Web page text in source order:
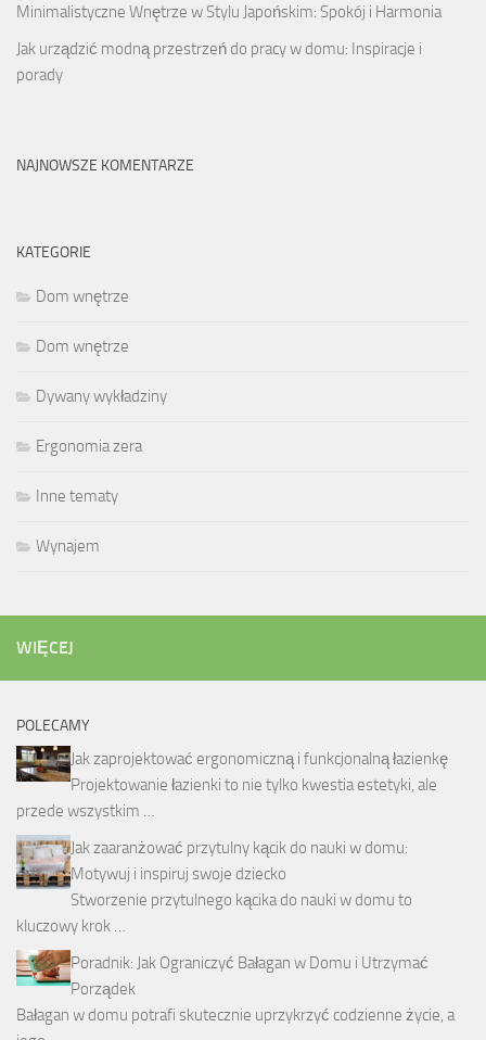
Minimalistyczne Wnętrze w Stylu Japońskim: Spokój i Harmonia
Jak urządzić modną przestrzeń do pracy w domu: Inspiracje i
porady
NAJNOWSZE KOMENTARZE
KATEGORIE
Dom wnętrze
Dom wnętrze
Dywany wykładziny
Ergonomia zera
Inne tematy
Wynajem
WIĘCEJ
POLECAMY
Jak zaprojektować ergonomiczną i funkcjonalną łazienkę
Projektowanie łazienki to nie tylko kwestia estetyki, ale
przede wszystkim …
Jak zaaranżować przytulny kącik do nauki w domu:
Motywuj i inspiruj swoje dziecko
Stworzenie przytulnego kącika do nauki w domu to
kluczowy krok …
Poradnik: Jak Ograniczyć Bałagan w Domu i Utrzymać
Porządek
Bałagan w domu potrafi skutecznie uprzykrzyć codzienne życie, a